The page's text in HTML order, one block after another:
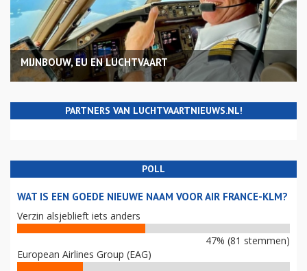
MIJNBOUW, EU EN LUCHTVAART
PARTNERS VAN LUCHTVAARTNIEUWS.NL!
POLL
WAT IS EEN GOEDE NIEUWE NAAM VOOR AIR FRANCE-KLM?
Verzin alsjeblieft iets anders
47% (81 stemmen)
European Airlines Group (EAG)